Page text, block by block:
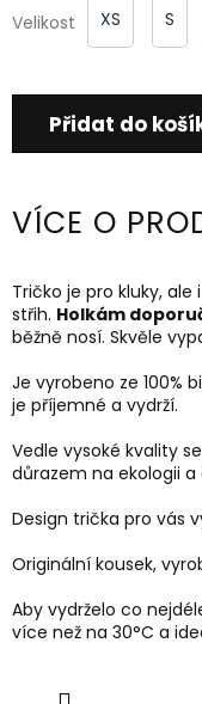
Velikost XS S
Přidat do
VÍCE O
Tričko je pro kluky,
střih. Holkám
běžně nosí. Skvěle
Je vyrobeno ze 100%
je příjemné a vydrží.
Vedle vysoké kvality
důrazem na ekologii a
Design trička pro vás
Originální kousek,
Aby vydrželo co
více než na 30°C a